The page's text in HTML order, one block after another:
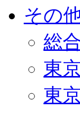
その
総
東
東